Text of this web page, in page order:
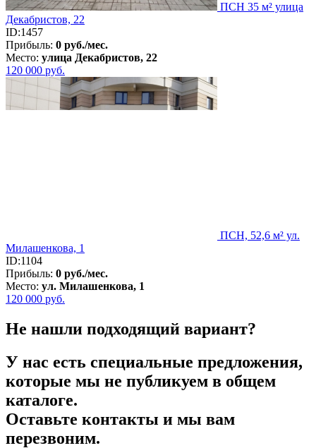
ПСН 35 м² улица
Декабристов, 22
ID:1457
Прибыль: 0 руб./мес.
Место: улица Декабристов, 22
120 000 руб.
ПСН, 52,6 м² ул.
Милашенкова, 1
ID:1104
Прибыль: 0 руб./мес.
Место: ул. Милашенкова, 1
120 000 руб.
Не нашли подходящий вариант?
У нас есть специальные предложения,
которые мы не публикуем в общем
каталоге.
Оставьте контакты и мы вам
перезвоним.